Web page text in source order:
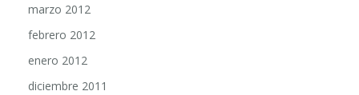
marzo 2012
febrero 2012
enero 2012
diciembre 2011